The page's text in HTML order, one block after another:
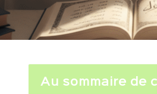
Au sommaire de